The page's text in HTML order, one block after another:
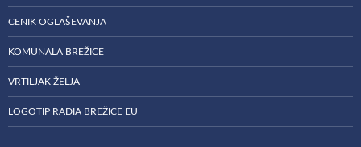
CENIK OGLAŠEVANJA
KOMUNALA BREŽICE
VRTILJAK ŽELJA
LOGOTIP RADIA BREŽICE EU